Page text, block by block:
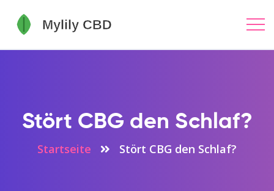
Stört CBG den Schlaf?
Startseite Stört CBG den Schlaf?